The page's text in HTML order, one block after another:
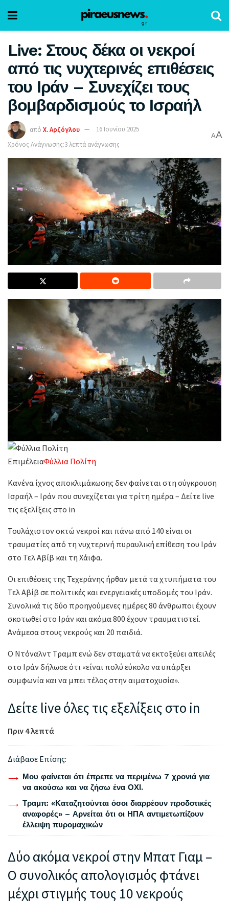
Live: Στους δέκα οι νεκροί
από τις νυχτερινές επιθέσεις
του Ιράν – Συνεχίζει τους
βομβαρδισμούς το Ισραήλ
από Χ. Αρζόγλου
16 Ιουνίου 2025
Χρόνος Ανάγνωσης:3 λεπτά ανάγνωσης
AA
ΕπιμέλειαΦύλλια Πολίτη
Κανένα ίχνος αποκλιμάκωσης δεν φαίνεται στη σύγκρουση
Ισραήλ – Ιράν που συνεχίζεται για τρίτη ημέρα – Δείτε live
τις εξελίξεις στο in
Τουλάχιστον οκτώ νεκροί και πάνω από 140 είναι οι
τραυματίες από τη νυχτερινή πυραυλική επίθεση του Ιράν
στο Τελ Αβίβ και τη Χάιφα.
Οι επιθέσεις της Τεχεράνης ήρθαν μετά τα χτυπήματα του
Τελ Αβίβ σε πολιτικές και ενεργειακές υποδομές του Ιράν.
Συνολικά τις δύο προηγούμενες ημέρες 80 άνθρωποι έχουν
σκοτωθεί στο Ιράν και ακόμα 800 έχουν τραυματιστεί.
Ανάμεσα στους νεκρούς και 20 παιδιά.
Ο Ντόναλντ Τραμπ ενώ δεν σταματά να εκτοξεύει απειλές
στο Ιράν δήλωσε ότι «είναι πολύ εύκολο να υπάρξει
συμφωνία και να μπει τέλος στην αιματοχυσία».
Δείτε live όλες τις εξελίξεις στο in
Πριν 4 λεπτά
Διάβασε Επίσης:
Μου φαίνεται ότι έπρεπε να περιμένω 7 χρονιά για
να ακούσω και να ζήσω ένα ΟΧΙ.
Τραμπ: «Καταζητούνται όσοι διαρρέουν προδοτικές
αναφορές» – Αρνείται ότι οι ΗΠΑ αντιμετωπίζουν
έλλειψη πυρομαχικών
Δύο ακόμα νεκροί στην Μπατ Γιαμ –
Ο συνολικός απολογισμός φτάνει
μέχρι στιγμής τους 10 νεκρούς